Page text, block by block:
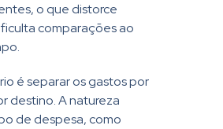
o que distorce
comparações ao
é separar os gastos por
destino. A natureza
de despesa, como